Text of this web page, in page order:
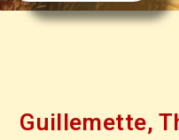
Guillemette,